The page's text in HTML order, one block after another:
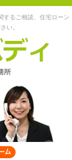
するご相談、住宅ローン
い。